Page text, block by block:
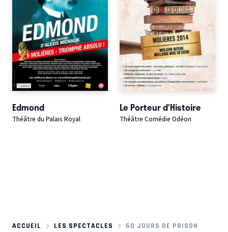
Edmond
Théâtre du Palais Royal
Le Porteur d’Histoire
Théâtre Comédie Odéon
ACCUEIL LES SPECTACLES 60 JOURS DE PRISON